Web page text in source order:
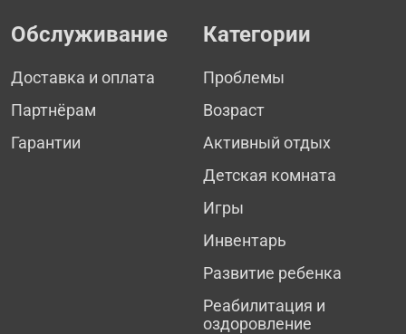
Обслуживание
Доставка и оплата
Партнёрам
Гарантии
Категории
Проблемы
Возраст
Активный отдых
Детская комната
Игры
Инвентарь
Развитие ребенка
Реабилитация и
оздоровление